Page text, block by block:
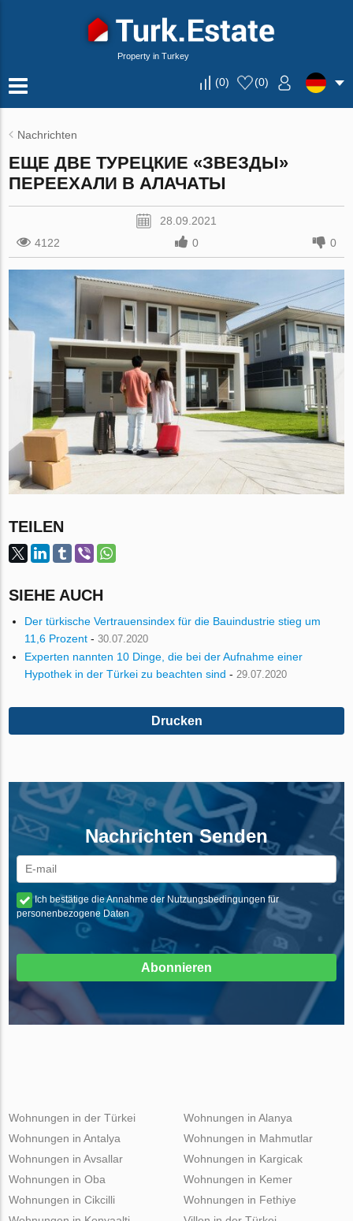
Property in Turkey
(0) (0)
Nachrichten
ЕЩЕ ДВЕ ТУРЕЦКИЕ «ЗВЕЗДЫ»
ПЕРЕЕХАЛИ В АЛАЧАТЫ
28.09.2021
4122
0 0
TEILEN
SIEHE AUCH
Der türkische Vertrauensindex für die Bauindustrie stieg um
11,6 Prozent -30.07.2020
Experten nannten 10 Dinge, die bei der Aufnahme einer
Hypothek in der Türkei zu beachten sind - 29.07.2020
Drucken
Nachrichten Senden
Ich bestätige die Annahme der Nutzungsbedingungen für
personenbezogene Daten
Abonnieren
Wohnungen in der Türkei
Wohnungen in Antalya
Wohnungen in Avsallar
Wohnungen in Oba
Wohnungen in Cikcilli
Wohnungen in Alanya
Wohnungen in Mahmutlar
Wohnungen in Kargicak
Wohnungen in Kemer
Wohnungen in Fethiye